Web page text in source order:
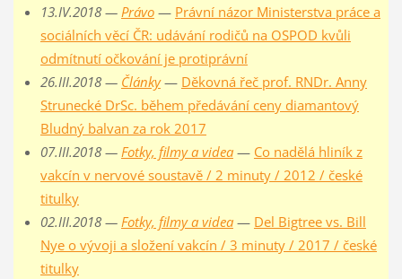
13.IV.2018 — Právo— Právní názor Ministerstva práce a
sociálních věcí ČR: udávání rodičů na OSPOD kvůli
odmítnutí očkování je protiprávní
26.III.2018 — Články— Děkovná řeč prof. RNDr. Anny
Strunecké DrSc. během předávání ceny diamantový
Bludný balvan za rok 2017
07.III.2018 — Fotky, filmy a videa— Co nadělá hliník z
vakcín v nervové soustavě / 2 minuty / 2012 / české
titulky
02.III.2018 — Fotky, filmy a videa— Del Bigtree vs. Bill
Nye o vývoji a složení vakcín / 3 minuty / 2017 / české
titulky